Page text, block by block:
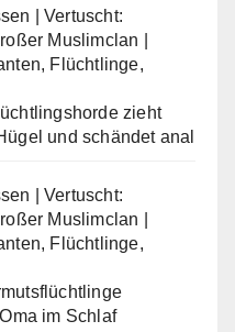
| Vertuscht:
Muslimclan |
Flüchtlinge,
zieht
und schändet anal
| Vertuscht:
Muslimclan |
Flüchtlinge,
im Schlaf